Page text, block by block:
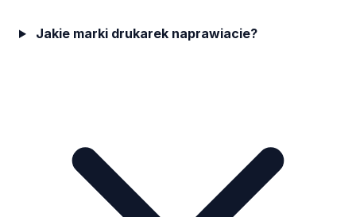
Jakie marki drukarek naprawiacie?